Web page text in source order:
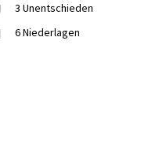
3 Unentschieden
6 Niederlagen